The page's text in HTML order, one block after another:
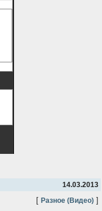
14.03.2013
[ Разное (Видео) ]